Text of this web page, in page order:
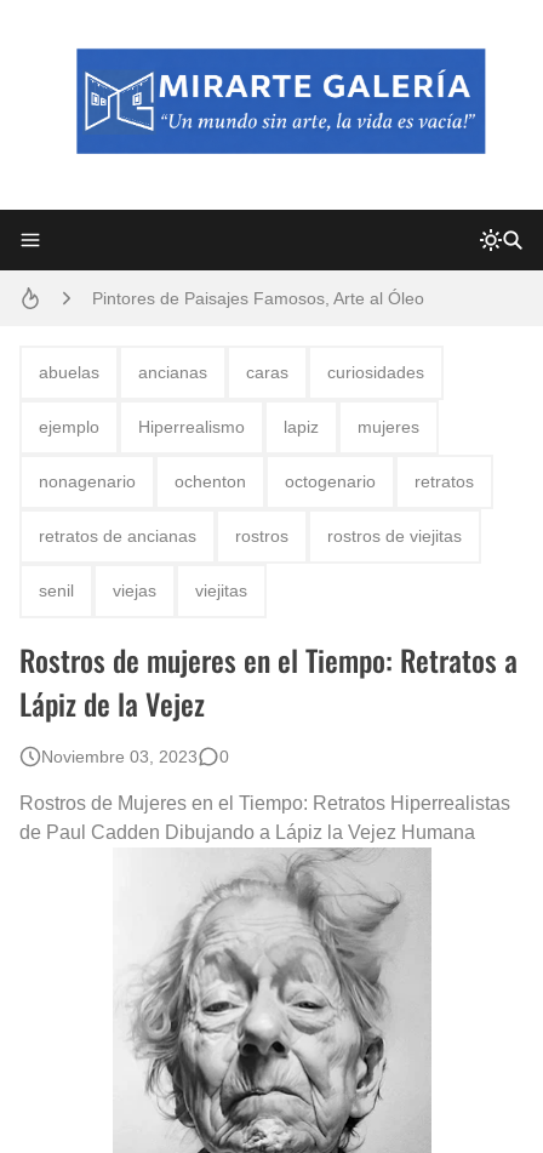
Pintores de Paisajes Famosos, Arte al Óleo
Que significan los cuadros de negras africanas?
El mundo del arte en pintura surrealista
abuelas ancianas caras curiosidades
ejemplo Hiperrealismo lapiz mujeres
nonagenario ochenton octogenario retratos
retratos de ancianas rostros rostros de viejitas
senil viejas viejitas
Rostros de mujeres en el Tiempo: Retratos a
Lápiz de la Vejez
Noviembre 03, 2023 0
Rostros de Mujeres en el Tiempo: Retratos Hiperrealistas
de Paul Cadden Dibujando a Lápiz la Vejez Humana